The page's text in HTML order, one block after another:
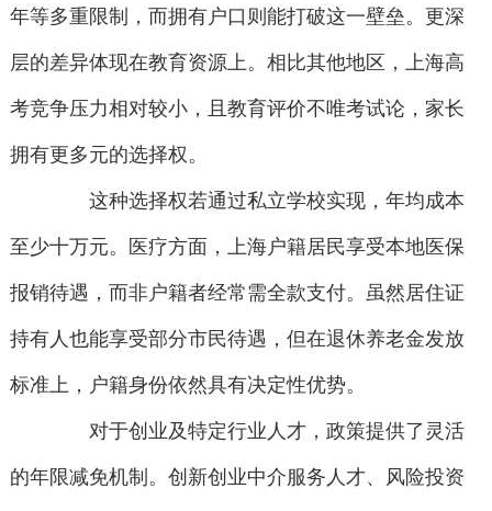
年等多重限制，而拥有户口则能打破这一壁垒。更深
层的差异体现在教育资源上。相比其他地区，上海高
考竞争压力相对较小，且教育评价不唯考试论，家长
拥有更多元的选择权。
这种选择权若通过私立学校实现，年均成本
至少十万元。医疗方面，上海户籍居民享受本地医保
报销待遇，而非户籍者经常需全款支付。虽然居住证
持有人也能享受部分市民待遇，但在退休养老金发放
标准上，户籍身份依然具有决定性优势。
对于创业及特定行业人才，政策提供了灵活
的年限减免机制。创新创业中介服务人才、风险投资